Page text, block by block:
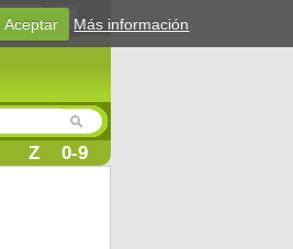
Login
Z 0-9
Aceptar Más información